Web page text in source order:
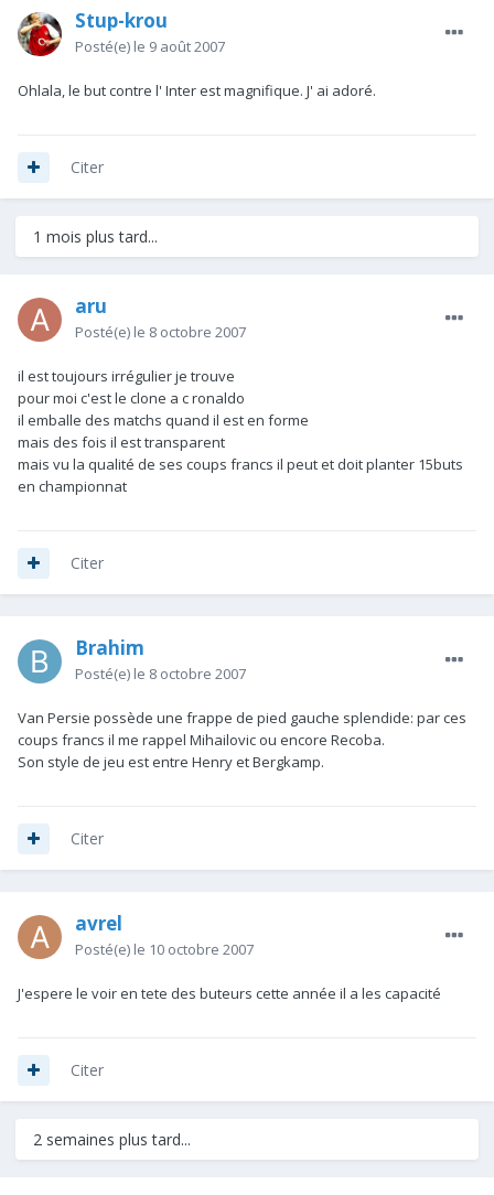
Stup-krou
Posté(e) le 9 août 2007
Ohlala, le but contre l' Inter est magnifique. J' ai adoré.
Citer
1 mois plus tard...
aru
Posté(e) le 8 octobre 2007
il est toujours irrégulier je trouve
pour moi c'est le clone a c ronaldo
il emballe des matchs quand il est en forme
mais des fois il est transparent
mais vu la qualité de ses coups francs il peut et doit planter 15buts
en championnat
Citer
Brahim
Posté(e) le 8 octobre 2007
Van Persie possède une frappe de pied gauche splendide: par ces
coups francs il me rappel Mihailovic ou encore Recoba.
Son style de jeu est entre Henry et Bergkamp.
Citer
avrel
Posté(e) le 10 octobre 2007
J'espere le voir en tete des buteurs cette année il a les capacité
Citer
2 semaines plus tard...